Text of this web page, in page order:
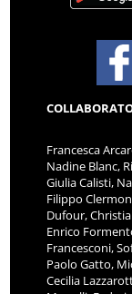
Francesca
Nadine Blanc,
Giulia Calisti,
Filippo
Dufour,
Enrico
Francesconi,
Paolo Gatto,
Cecilia